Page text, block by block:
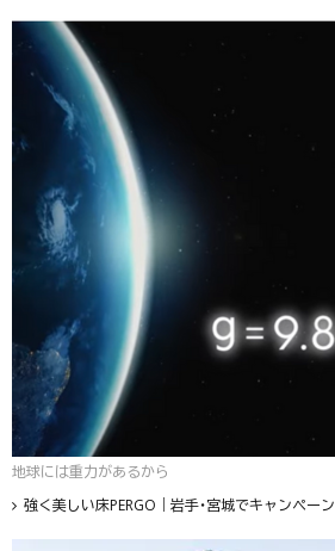
地球には重力があるから
強く美しい床PERGO｜岩手・宮城でキャンペーン